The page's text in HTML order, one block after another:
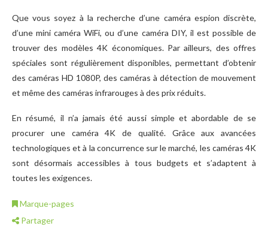
Que vous soyez à la recherche d’une caméra espion discrète,
d’une mini caméra WiFi, ou d’une caméra DIY, il est possible de
trouver des modèles 4K économiques. Par ailleurs, des offres
spéciales sont régulièrement disponibles, permettant d’obtenir
des caméras HD 1080P, des caméras à détection de mouvement
et même des caméras infrarouges à des prix réduits.
En résumé, il n’a jamais été aussi simple et abordable de se
procurer une caméra 4K de qualité. Grâce aux avancées
technologiques et à la concurrence sur le marché, les caméras 4K
sont désormais accessibles à tous budgets et s’adaptent à
toutes les exigences.
Marque-pages
Partager